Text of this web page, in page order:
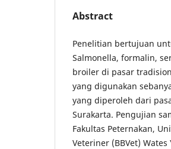
Abstract
Penelitian bertujuan
Salmonella, formalin,
broiler di pasar
yang digunakan
yang diperoleh dari
Surakarta. Pengujian
Fakultas Peternakan,
Veteriner (BBVet)